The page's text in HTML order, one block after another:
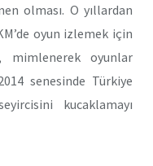
olması. O yıllardan
oyun izlemek için
mimlenerek oyunlar
senesinde Türkiye
kucaklamayı